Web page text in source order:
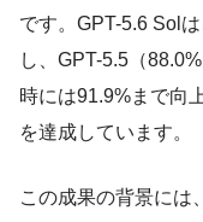
です。GPT-5.6 Sol
し、GPT-5.5（
時には91.9%まで向
を達成しています。
この成果の背景には